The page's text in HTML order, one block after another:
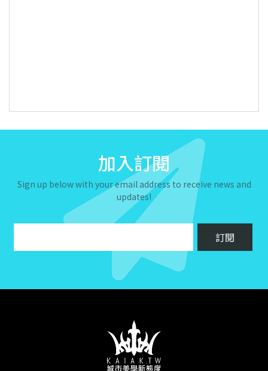
加入訂閱
Sign up below with your email address to receive news and
updates!